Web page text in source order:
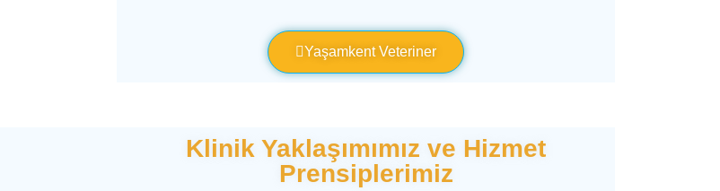
Yaşamkent Veteriner
Klinik Yaklaşımımız ve Hizmet
Prensiplerimiz